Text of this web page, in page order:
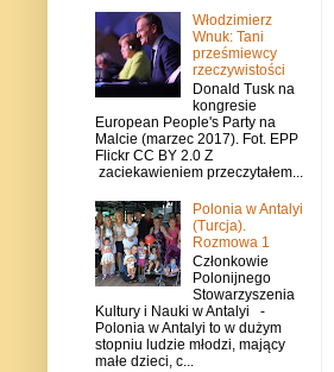
Włodzimierz
Wnuk: Tani
prześmiewcy
rzeczywistości
Donald Tusk na
kongresie
European People's Party na
Malcie (marzec 2017). Fot. EPP
Flickr CC BY 2.0 Z
zaciekawieniem przeczytałem...
Polonia w Antalyi
(Turcja).
Rozmowa 1
Członkowie
Polonijnego
Stowarzyszenia
Kultury i Nauki w Antalyi -
Polonia w Antalyi to w dużym
stopniu ludzie młodzi, mający
małe dzieci, c...